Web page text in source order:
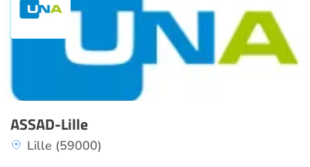
ASSAD-Lille
Lille (59000)